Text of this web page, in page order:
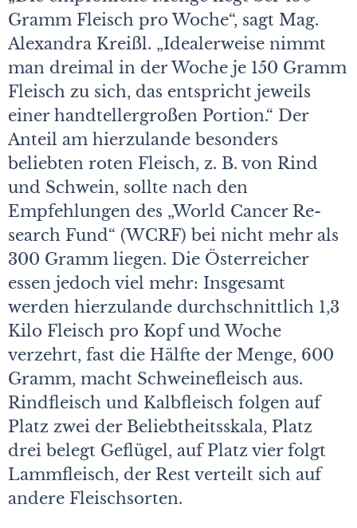
Gramm Fleisch pro Woche“, sagt Mag.
Alexandra Kreißl. „Idealerweise nimmt
man dreimal in der Woche je 150 Gramm
Fleisch zu sich, das entspricht jeweils
einer handtellergroßen Portion.“ Der
Anteil am hierzulande besonders
beliebten roten Fleisch, z. B. von Rind
und Schwein, sollte nach den
Empfehlungen des „World Cancer Re­
search Fund“ (WCRF) bei nicht mehr als
300 Gramm liegen. Die Österreicher
essen jedoch viel mehr: Insgesamt
werden hierzulande durchschnittlich 1,3
Kilo Fleisch pro Kopf und Woche
verzehrt, fast die Hälfte der Menge, 600
Gramm, macht Schweinefleisch aus.
Rindfleisch und Kalbfleisch folgen auf
Platz zwei der Beliebtheitsskala, Platz
drei belegt Geflügel, auf Platz vier folgt
Lammfleisch, der Rest verteilt sich auf
andere Fleischsorten.